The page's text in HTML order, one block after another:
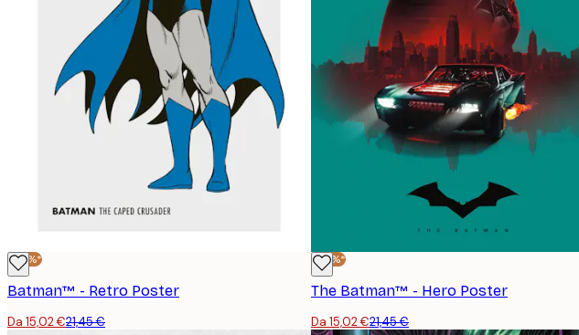
-30%*
Batman™ - Retro Poster
Da 15,02 €21,45 €
-30%*
The Batman™ - Hero Poster
Da 15,02 €21,45 €